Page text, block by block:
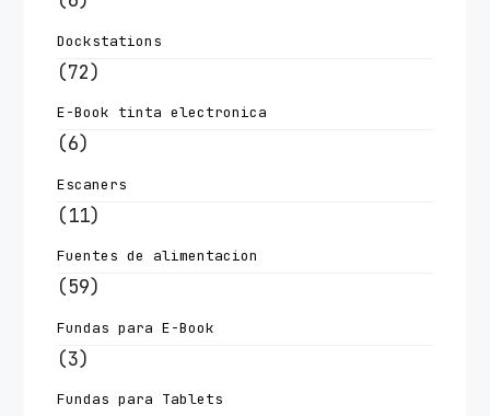
Dockstations
(72)
E-Book tinta electronica
(6)
Escaners
(11)
Fuentes de alimentacion
(59)
Fundas para E-Book
(3)
Fundas para Tablets